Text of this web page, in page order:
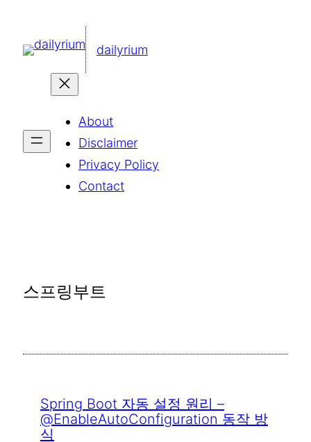
dailyrium
About
Disclaimer
Privacy Policy
Contact
스프링부트
Spring Boot 자동 설정 원리 –
@EnableAutoConfiguration 동작 방
식